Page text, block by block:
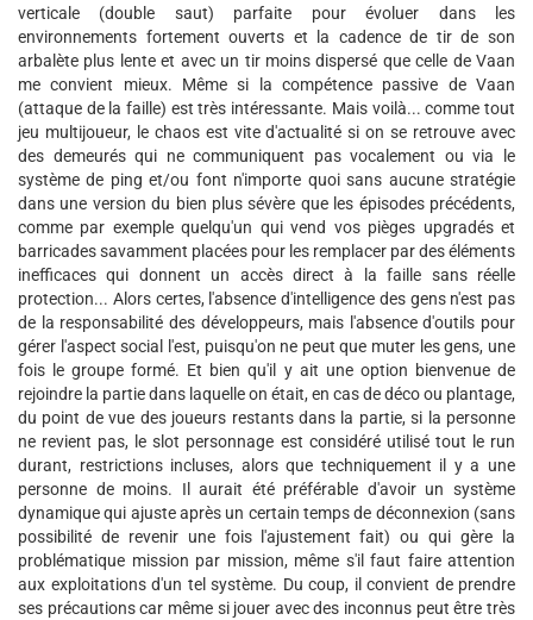
verticale (double saut) parfaite pour évoluer dans les
environnements fortement ouverts et la cadence de tir de son
arbalète plus lente et avec un tir moins dispersé que celle de Vaan
me convient mieux. Même si la compétence passive de Vaan
(attaque de la faille) est très intéressante. Mais voilà... comme tout
jeu multijoueur, le chaos est vite d'actualité si on se retrouve avec
des demeurés qui ne communiquent pas vocalement ou via le
système de ping et/ou font n'importe quoi sans aucune stratégie
dans une version du bien plus sévère que les épisodes précédents,
comme par exemple quelqu'un qui vend vos pièges upgradés et
barricades savamment placées pour les remplacer par des éléments
inefficaces qui donnent un accès direct à la faille sans réelle
protection... Alors certes, l'absence d'intelligence des gens n'est pas
de la responsabilité des développeurs, mais l'absence d'outils pour
gérer l'aspect social l'est, puisqu'on ne peut que muter les gens, une
fois le groupe formé. Et bien qu'il y ait une option bienvenue de
rejoindre la partie dans laquelle on était, en cas de déco ou plantage,
du point de vue des joueurs restants dans la partie, si la personne
ne revient pas, le slot personnage est considéré utilisé tout le run
durant, restrictions incluses, alors que techniquement il y a une
personne de moins. Il aurait été préférable d'avoir un système
dynamique qui ajuste après un certain temps de déconnexion (sans
possibilité de revenir une fois l'ajustement fait) ou qui gère la
problématique mission par mission, même s'il faut faire attention
aux exploitations d'un tel système. Du coup, il convient de prendre
ses précautions car même si jouer avec des inconnus peut être très